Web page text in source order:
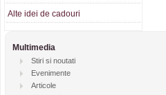
Alte idei de cadouri
Multimedia
Stiri si noutati
Evenimente
Articole